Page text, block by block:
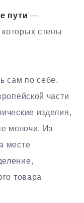
пути —
стены
сам по себе.
части
изделия,
мелочи. Из
месте
товара